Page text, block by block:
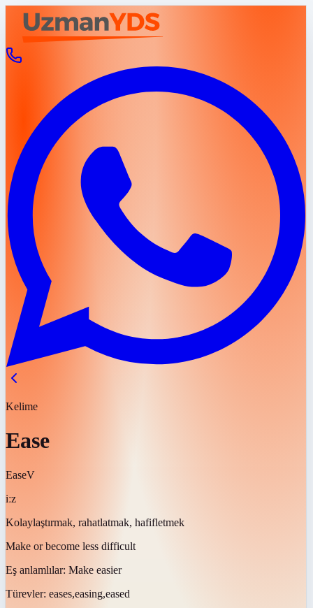
Kelime
Ease
EaseV
iːz
Kolaylaştırmak, rahatlatmak, hafifletmek
Make or become less difficult
Eş anlamlılar: Make easier
Türevler: eases,easing,eased